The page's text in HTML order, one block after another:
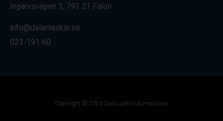
Ingarvsvägen 3, 791 21 Falun
info@dalamaskin.se
023-191 60
Copyright © 2024 Dala Lantbruksmaskiner